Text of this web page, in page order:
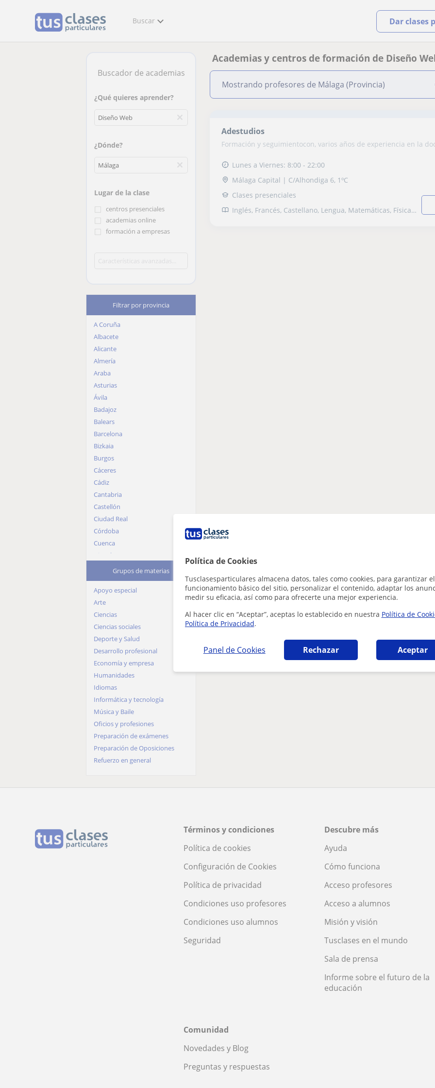
Política de Cookies
Tusclasesparticulares almacena datos, tales como cookies, para garantizar el
funcionamiento básico del sitio, personalizar el contenido, adaptar los
medir su eficacia, así como para ofrecerte una mejor experiencia.
Al hacer clic en “Aceptar”, aceptas lo establecido en nuestra Política de
Política de Privacidad.
Panel de Cookies Rechazar Aceptar
Buscar Dar clases
Academias y centros de formación de Diseño
Mostrando profesores de Málaga (Provincia)
Adestudios
Formación y seguimientocon, varios años de experiencia en la
Lunes a Viernes: 8:00 - 22:00
Málaga Capital | C/Alhondiga 6, 1ºC
Clases presenciales
Inglés, Francés, Castellano, Lengua, Matemáticas, Física, Química, Biología, Estadística, Ciencias General, Probabilidad y Estadística, Ingenieria, Otras ciencias, Álgebra, Bioquímica, Ciencias Ambientales, Historia, Filosofía, Lengua Castellana y Literatura, Latín y Griego, Ofimática, Diseño Gráfico, Dibujo técnico, Autocad, Photoshop, Diseño Web, Pintura, Dibujo, Historia del Arte, Diseño de moda, Diseño de interiores, Selectividad, Pruebas de acceso, Graduado en ESO (para adultos), Graduado escolar, Bachillerato, Todos los cursos, Universidad, Ciclos Formativos, Oposiciones Administración, Oposiciones Educación, Otras oposiciones, Geografía, Derecho, Ciencias políticas, Matemáticas aplicadas, Sociología, Técnicas de estudio, Economía
Buscador de academias
¿Qué quieres aprender?
¿Dónde?
Lugar de la clase
centros presenciales
academias online
formación a empresas
Filtrar por provincia
A Coruña
Albacete
Alicante
Almería
Araba
Asturias
Ávila
Badajoz
Balears
Barcelona
Bizkaia
Burgos
Cáceres
Cádiz
Cantabria
Castellón
Ciudad Real
Córdoba
Cuenca
Gipuzkoa
Granada
Guadalajara
Huelva
Huesca
Jaén
La Rioja
Las Palmas
León
Lleida
Lugo
Madrid
Málaga
Murcia
Navarra
Ourense
Palencia
Salamanca
Tarragona
Tenerife
Grupos de materias
Apoyo especial
Arte
Ciencias
Ciencias sociales
Deporte y Salud
Desarrollo profesional
Economía y empresa
Humanidades
Idiomas
Informática y tecnología
Música y Baile
Oficios y profesiones
Preparación de exámenes
Preparación de Oposiciones
Refuerzo en general
Términos y condiciones
Política de cookies
Configuración de Cookies
Política de privacidad
Condiciones uso profesores
Condiciones uso alumnos
Seguridad
Descubre más
Ayuda
Cómo funciona
Acceso profesores
Acceso a alumnos
Misión y visión
Tusclases en el mundo
Sala de prensa
Informe sobre el futuro de la
educación
Comunidad
Novedades y Blog
Preguntas y respuestas